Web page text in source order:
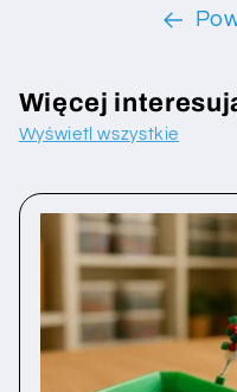
Więcej
Wyświetl wszystkie